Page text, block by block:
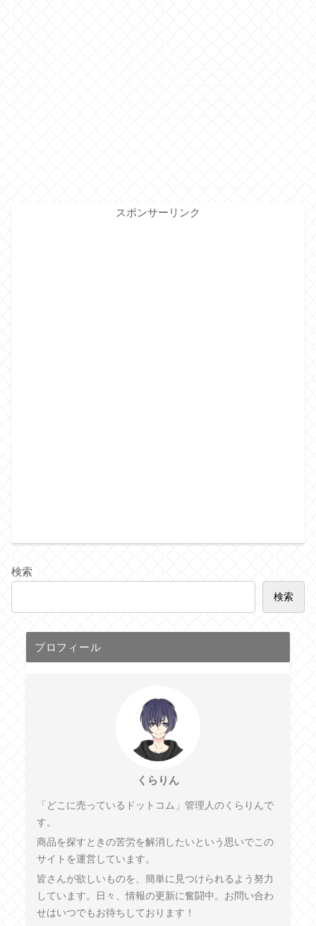
スポンサーリンク
検索
検索
プロフィール
くらりん
「どこに売っているドットコム」管理人のくらりんで
す。
商品を探すときの苦労を解消したいという思いでこの
サイトを運営しています。
皆さんが欲しいものを、簡単に見つけられるよう努力
しています。日々、情報の更新に奮闘中。お問い合わ
せはいつでもお待ちしております！